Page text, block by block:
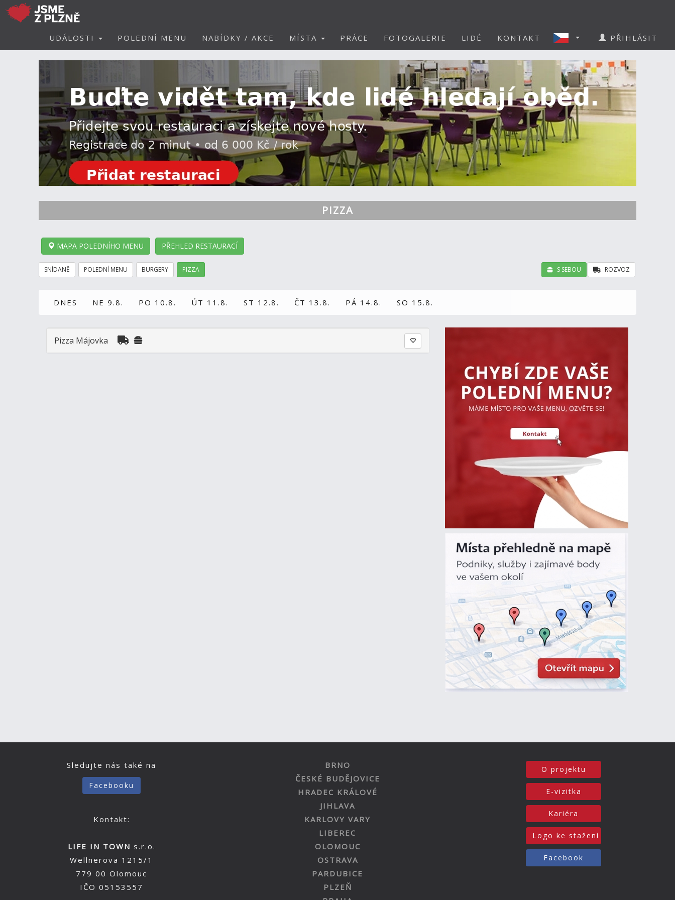
UDÁLOSTI POLEDNÍ MENU NABÍDKY / AKCE MÍSTA PRÁCE FOTOGALERIE LIDÉ KONTAKT PŘIHLÁSIT
PIZZA
MAPA POLEDNÍHO MENU PŘEHLED RESTAURACÍ
SNÍDANĚ POLEDNÍ MENU BURGERY PIZZA ROZVOZ
S SEBOU
DNES NE 9.8. PO 10.8. ÚT 11.8. ST 12.8. ČT 13.8. PÁ 14.8. SO 15.8.
Pizza Májovka
Sledujte nás také na
Facebooku
Kontakt:
LIFE IN TOWN s.r.o.
Wellnerova 1215/1
779 00 Olomouc
IČO 05153557
BRNO
ČESKÉ BUDĚJOVICE
HRADEC KRÁLOVÉ
JIHLAVA
KARLOVY VARY
LIBEREC
OLOMOUC
OSTRAVA
PARDUBICE
PLZEŇ
O projektu
E-vizitka
Kariéra
Logo ke stažení
Facebook